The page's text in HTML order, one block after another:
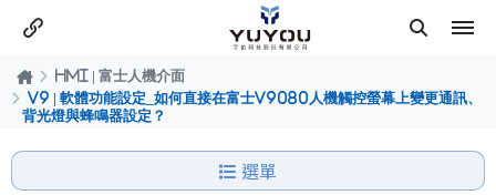
HMI | 富士人機介面
V9 | 軟體功能設定_如何直接在富士V9080人機觸控螢幕上變更通訊、
背光燈與蜂鳴器設定？
選單